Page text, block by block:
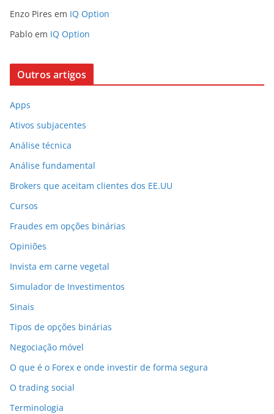
Enzo Pires em IQ Option
Pablo em IQ Option
Outros artigos
Apps
Ativos subjacentes
Análise técnica
Análise fundamental
Brokers que aceitam clientes dos EE.UU
Cursos
Fraudes em opções binárias
Opiniões
Invista em carne vegetal
Simulador de Investimentos
Sinais
Tipos de opções binárias
Negociação móvel
O que é o Forex e onde investir de forma segura
O trading social
Terminologia